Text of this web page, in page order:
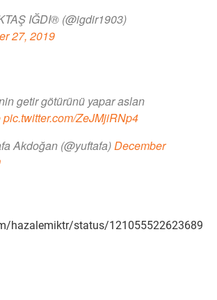
IĞDI® (@igdir1903)
27, 2019
getir götürünü yapar aslan
pic.twitter.com/ZeJMjiRNp4
Akdoğan (@yuftafa)December
hazalemiktr/status/121055522623689